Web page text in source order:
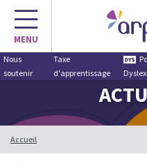
Aller
contenu
MENU
Nous
soutenir
Taxe
d'apprentissage
Accueil